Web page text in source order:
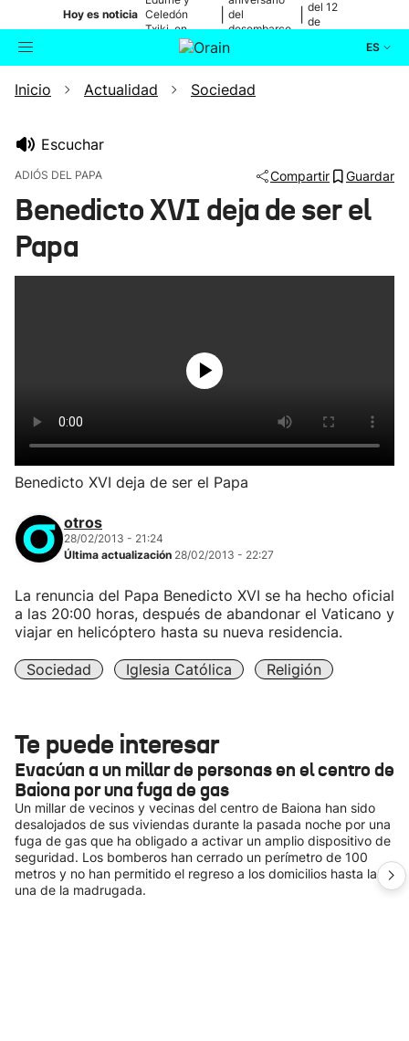
Hoy es noticia Celedón
Txiki, en
directo
del
desembarco
de Elkano
del 12
de
ES
Buscador Actualidad
Inicio Actualidad Sociedad
Escuchar
ADIÓS DEL PAPA Compartir Guardar
Benedicto XVI deja de ser el
Papa
Benedicto XVI deja de ser el Papa
otros
28/02/2013 - 21:24
Última actualización 28/02/2013 - 22:27
La renuncia del Papa Benedicto XVI se ha hecho oficial
a las 20:00 horas, después de abandonar el Vaticano y
viajar en helicóptero hasta su nueva residencia.
Sociedad Iglesia Católica Religión
Te puede interesar
Evacúan a un millar de personas en el centro de
Baiona por una fuga de gas
Un millar de vecinos y vecinas del centro de Baiona han sido
desalojados de sus viviendas durante la pasada noche por una
fuga de gas que ha obligado a activar un amplio dispositivo de
seguridad. Los bomberos han cerrado un perímetro de 100
metros y no han permitido el regreso a los domicilios hasta la
una de la madrugada.